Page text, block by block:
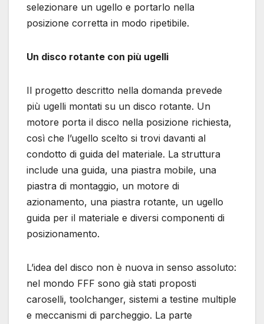
selezionare un ugello e portarlo nella
posizione corretta in modo ripetibile.
Un disco rotante con più ugelli
Il progetto descritto nella domanda prevede
più ugelli montati su un disco rotante. Un
motore porta il disco nella posizione richiesta,
così che l’ugello scelto si trovi davanti al
condotto di guida del materiale. La struttura
include una guida, una piastra mobile, una
piastra di montaggio, un motore di
azionamento, una piastra rotante, un ugello
guida per il materiale e diversi componenti di
posizionamento.
L’idea del disco non è nuova in senso assoluto:
nel mondo FFF sono già stati proposti
caroselli, toolchanger, sistemi a testine multiple
e meccanismi di parcheggio. La parte